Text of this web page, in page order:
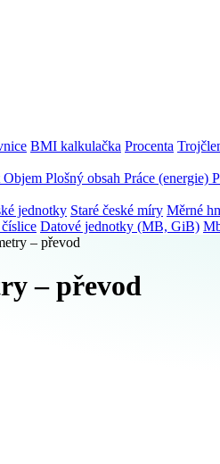
BMI kalkulačka Procenta
Objem Plošný obsah Práce (energie)
jednotky Staré české míry Měrné
Datové jednotky (MB, GiB)
– převod
– převod